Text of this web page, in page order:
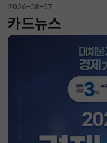
2026-08-07
카드뉴스